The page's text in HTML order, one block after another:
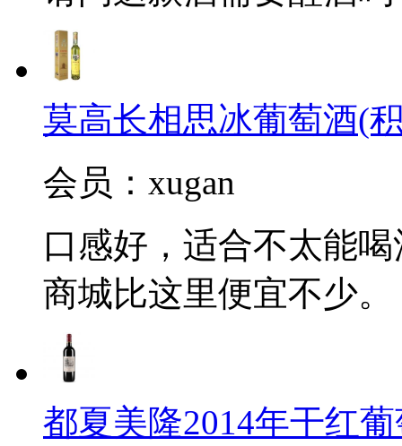
莫高长相思冰葡萄酒(
会员：xugan
口感好，适合不太能
商城比这里便宜不少。
都夏美隆2014年干红